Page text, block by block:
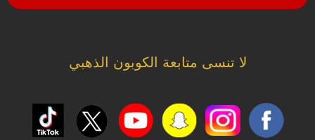
لا تنسى متابعة الكوبون الذهبي